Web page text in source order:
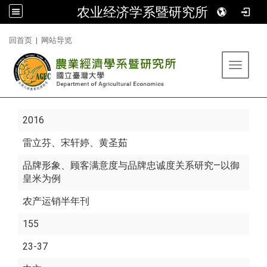
农业经济学系暨研究所
回首页 | 网站导览
Toggle
2016
雷立芬、宋轩婷、黄圣茹
品牌形象、顾客满意度与品牌忠诚度关系研究—以御
皇米为例
农产运销半年刊
155
23-37